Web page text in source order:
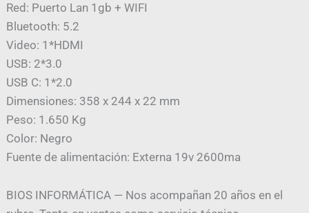
Red: Puerto Lan 1gb + WIFI
Bluetooth: 5.2
Video: 1*HDMI
USB: 2*3.0
USB C: 1*2.0
Dimensiones: 358 x 244 x 22 mm
Peso: 1.650 Kg
Color: Negro
Fuente de alimentación: Externa 19v 2600ma
BIOS INFORMÁTICA — Nos acompañan 20 años en el